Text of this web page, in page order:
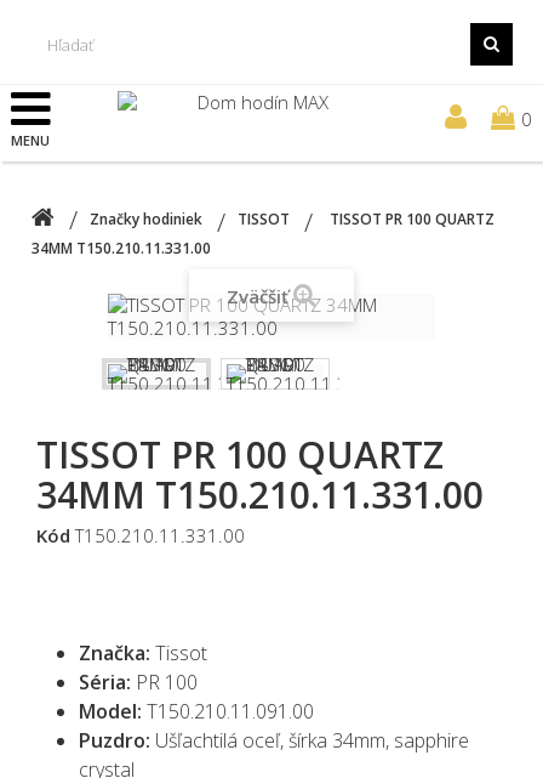
MENU
0
Značky hodiniek TISSOT
TISSOT PR 100 QUARTZ
34MM T150.210.11.331.00
Zväčšiť
TISSOT PR 100 QUARTZ
34MM T150.210.11.331.00
Kód T150.210.11.331.00
Značka: Tissot
Séria: PR 100
Model: T150.210.11.091.00
Puzdro: Ušľachtilá oceľ, šírka 34mm, sapphire
crystal